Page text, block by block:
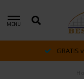
MENU
vanaf €65,- binnen NL